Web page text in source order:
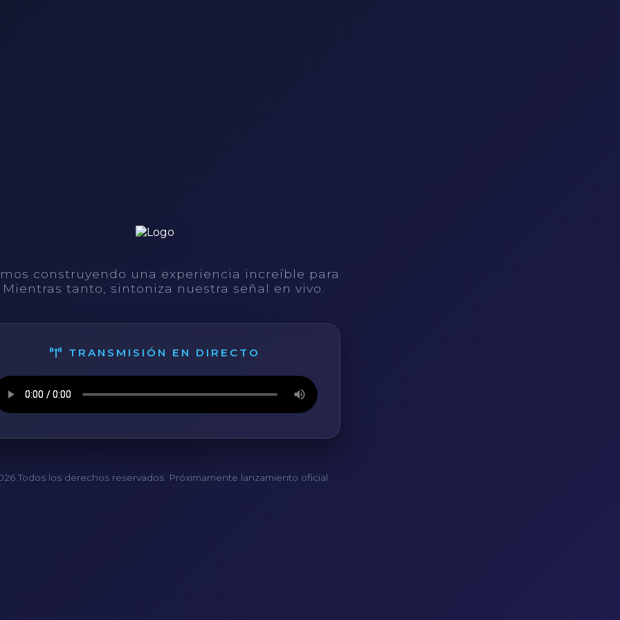
construyendo una experiencia increíble para
tanto, sintoniza nuestra señal en vivo.
TRANSMISIÓN EN DIRECTO
Todos los derechos reservados. Próximamente lanzamiento oficial.